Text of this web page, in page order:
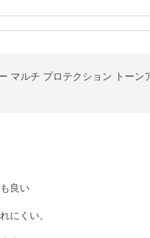
マルチ プロテクション トー
良い
にくい。